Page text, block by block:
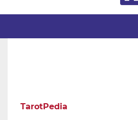
TarotPedia